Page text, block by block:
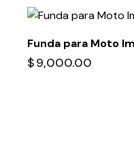
Funda para Moto
$9,000.00